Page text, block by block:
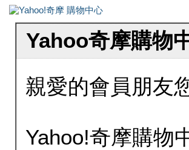
Yahoo奇摩購物
親愛的會員朋友
Yahoo!奇摩購物